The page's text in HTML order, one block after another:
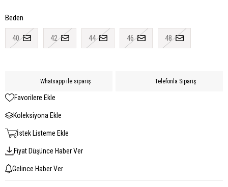
Beden
40 42 44 46 48
Whatsapp ile sipariş Telefonla Sipariş
Favorilere Ekle
Koleksiyona Ekle
İstek Listeme Ekle
Fiyat Düşünce Haber Ver
Gelince Haber Ver